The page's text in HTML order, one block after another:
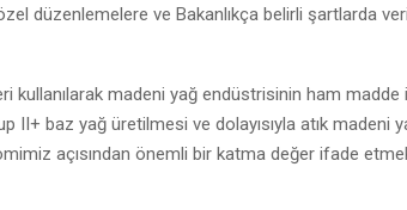
düzenlemelere ve Bakanlıkça belirli şartlarda
madeni yağ endüstrisinin ham madde
II+ baz yağ üretilmesi ve dolayısıyla atık madeni
açısından önemli bir katma değer ifade